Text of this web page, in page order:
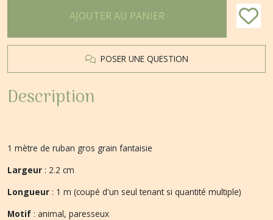
AJOUTER AU PANIER
POSER UNE QUESTION
Description
1 mètre de ruban gros grain fantaisie
Largeur : 2.2 cm
Longueur : 1 m (coupé d'un seul tenant si quantité multiple)
Motif : animal, paresseux